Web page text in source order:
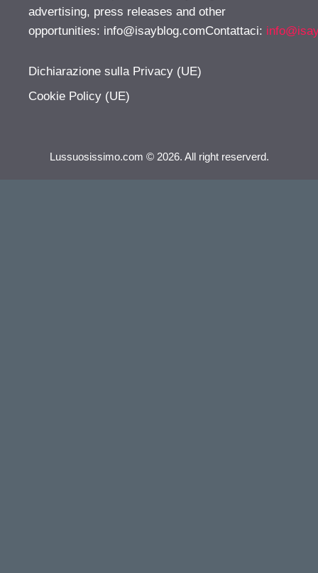
advertising, press releases and other
opportunities: info@isayblog.comContattaci:
Dichiarazione sulla Privacy (UE)
Cookie Policy (UE)
Lussuosissimo.com © 2026. All right reserverd.